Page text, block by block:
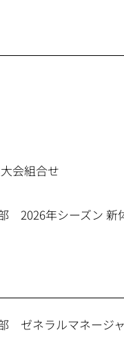
会組合せ
2026年シーズン 新
ゼネラルマネージ